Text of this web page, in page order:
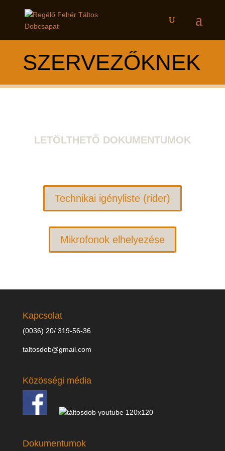
SZERVEZŐKNEK
LETÖLTHETŐ DOKUMENTUMOK
Technikai igényliste (rider)
Mikrofonok elhelyezése
Kapcsolat
(0036) 20/ 319-56-36
taltosdob@gmail.com
Közösségi média
Dokumentumok